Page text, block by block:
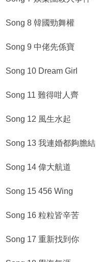
Song 8 韓國勁舞權
Song 9 中佬先係寶
Song 10 Dream Girl
Song 11 難得咁人齊
Song 12 風生水起
Song 13 我連婚都夠膽結
Song 14 偉大航道
Song 15 456 Wing
Song 16 粒粒皆辛苦
Song 17 重新找到你